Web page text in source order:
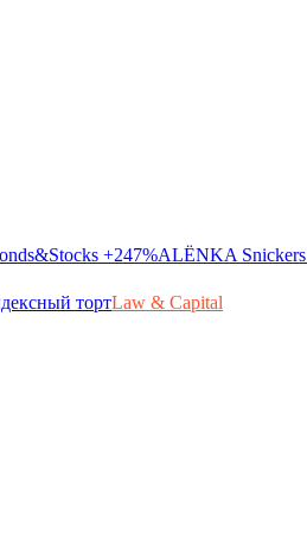
+247%ALЁNKA Snickers
тортLaw & Capital